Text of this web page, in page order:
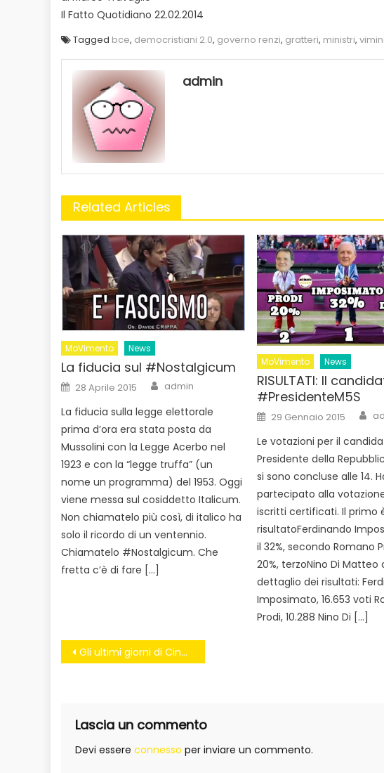
Il Fatto Quotidiano 22.02.2014
Tagged bce, democristiani 2.0, governo renzi, gratteri, ministri,
admin
Related Articles
MoVimento News
La fiducia sul #Nostalgicum
Posted
on
28 Aprile 2015 Author
admin
La fiducia sulla legge elettorale
prima d’ora era stata posta da
Mussolini con la Legge Acerbo nel
1923 e con la “legge truffa” (un
nome un programma) del 1953. Oggi
viene messa sul cosiddetto Italicum.
Non chiamatelo più così, di italico ha
solo il ricordo di un ventennio.
Chiamatelo #Nostalgicum. Che
fretta c’è di fare […]
MoVimento News
RISULTATI: Il
#PresidenteM5S
Posted
on
29 Gennaio 2015
Le votazioni per il
Presidente della
si sono concluse alle 14.
partecipato alla
iscritti certificati. Il primo
risultatoFerdinando
il 32%, secondo Romano
20%, terzoNino Di Matteo
dettaglio dei risultati:
Imposimato, 16.653 voti
Prodi, 10.288 Nino Di […]
Navigazione
Gli ultimi giorni di Cinecittà #spaghettigovern
Lascia un commento
Devi essere connesso per inviare un commento.